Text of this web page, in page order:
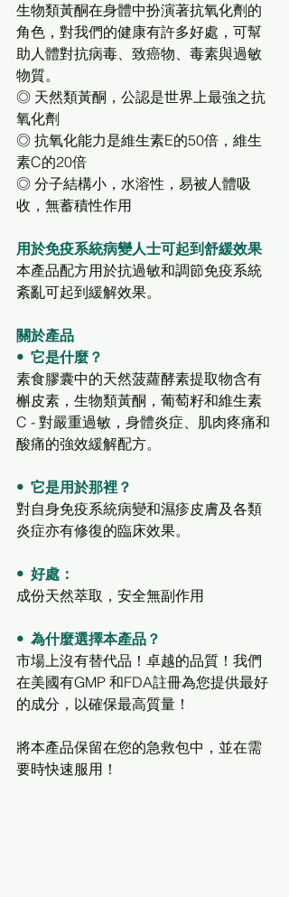
生物類黃酮在身體中扮演著抗氧化劑的
角色，對我們的健康有許多好處，可幫
助人體對抗病毒、致癌物、毒素與過敏
物質。
◎ 天然類黃酮，公認是世界上最強之抗
氧化劑
◎ 抗氧化能力是維生素E的50倍，維生
素C的20倍
◎ 分子結構小，水溶性，易被人體吸
收，無蓄積性作用
用於免疫系統病變人士可起到舒緩效果
本產品配方用於抗過敏和調節免疫系統
紊亂可起到緩解效果。
關於產品
•  它是什麼？
素食膠囊中的天然菠蘿酵素提取物含有
槲皮素，生物類黃酮，葡萄籽和維生素
C - 對嚴重過敏，身體炎症、肌肉疼痛和
酸痛的強效緩解配方。
•  它是用於那裡？
對自身免疫系統病變和濕疹皮膚及各類
炎症亦有修復的臨床效果。
•  好處：
成份天然萃取，安全無副作用
•  為什麼選擇本產品？
市場上沒有替代品！卓越的品質！我們
在美國有GMP 和FDA註冊為您提供最好
的成分，以確保最高質量！
將本產品保留在您的急救包中，並在需
要時快速服用！